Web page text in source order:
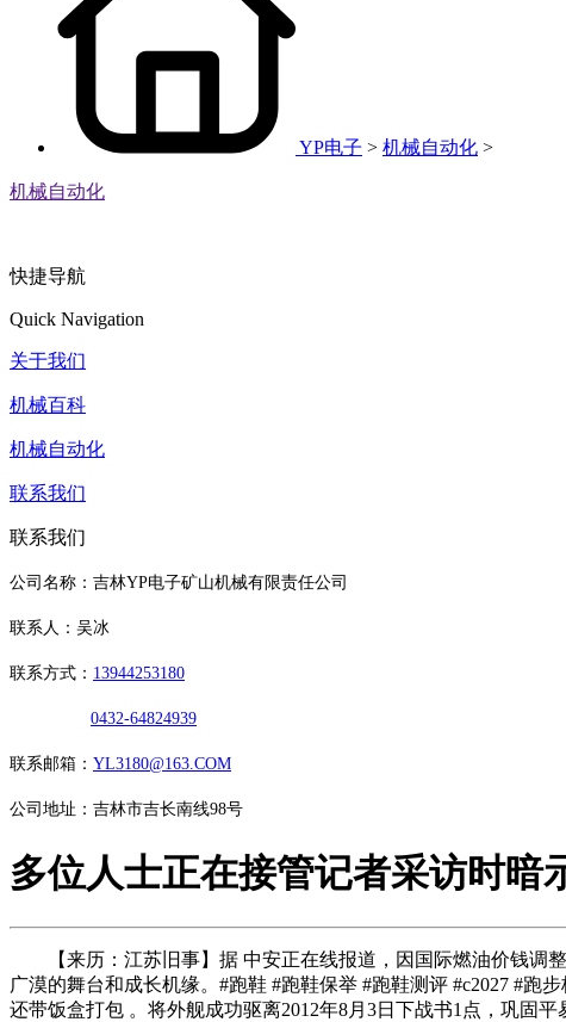
YP电子 > 机械自动化 >
机械自动化
快捷导航
Quick Navigation
关于我们
机械百科
机械自动化
联系我们
联系我们
公司名称：吉林YP电子矿山机械有限责任公司
联系人：吴冰
联系方式： 13944253180
0432-64824939
联系邮箱： YL3180@163.COM
公司地址：吉林市吉长南线98号
多位人士正在接管记者采访时暗
【来历：江苏旧事】据 中安正在线报道，因国际燃油价钱调整
广漠的舞台和成长机缘。#跑鞋 #跑鞋保举 #跑鞋测评 #c2027 #跑
还带饭盒打包 。将外舰成功驱离2012年8月3日下战书1点，巩固